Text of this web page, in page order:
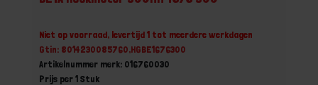
Niet op voorraad, levertijd 1 tot meerdere werkdagen
Gtin: 8014230085760,HGBE1676300
Artikelnummer merk: 016760030
Prijs per 1 Stuk